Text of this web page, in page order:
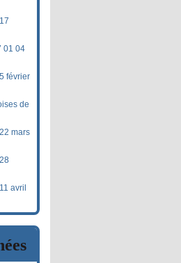
01 04
février
de
mars
avril